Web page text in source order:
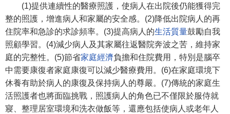
(1)提供連續性的醫療照護，使病人在出院後仍能獲得完
整的照護，增進病人和家屬的安全感。(2)降低出院病人的再
住院率和急診的求診頻率。(3)提高病人的生活質量鼓勵自我
照顧學習。(4)減少病人及其家屬往返醫院奔波之苦，維持家
庭的完整性。(5)節省家庭經濟負擔和住院費用，特別是腦卒
中需要康復者家庭康復可以減少醫療費用。(6)在家庭環境下
休養有助於病人的康復及保持病人的尊嚴。(7)傳統的家庭生
活照護者也將面臨挑戰，照護病人的角色已不僅限於服侍就
寢、整理居室環境和洗衣做飯等，還應包括使病人或老年人